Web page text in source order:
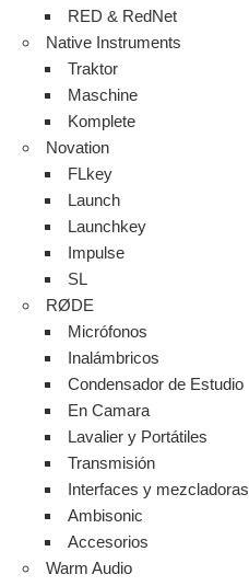
RED & RedNet
Native Instruments
Traktor
Maschine
Komplete
Novation
FLkey
Launch
Launchkey
Impulse
SL
RØDE
Micrófonos
Inalámbricos
Condensador de Estudio
En Camara
Lavalier y Portátiles
Transmisión
Interfaces y mezcladoras
Ambisonic
Accesorios
Warm Audio